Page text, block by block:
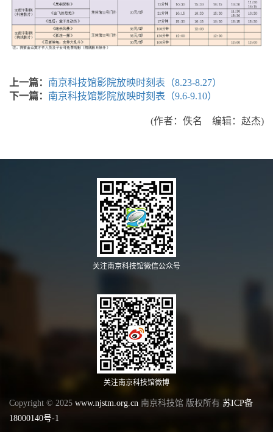
上一篇： 南京科技馆影院放映时刻表（8.23-8.27）
下一篇： 南京科技馆影院放映时刻表（9.6-9.10）
(作者：佚名 编辑：赵杰)
关注南京科技馆微信公众号
关注南京科技馆微博
Copyright © 2025 www.njstm.org.cn 南京科技馆 版权所有 苏ICP备
18000140号-1